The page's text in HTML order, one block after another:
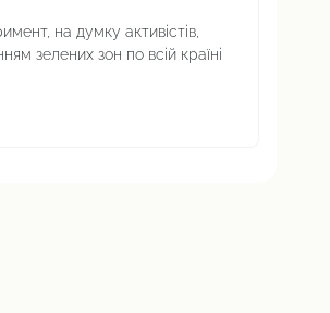
на думку активістів,
зелених зон по всій країні